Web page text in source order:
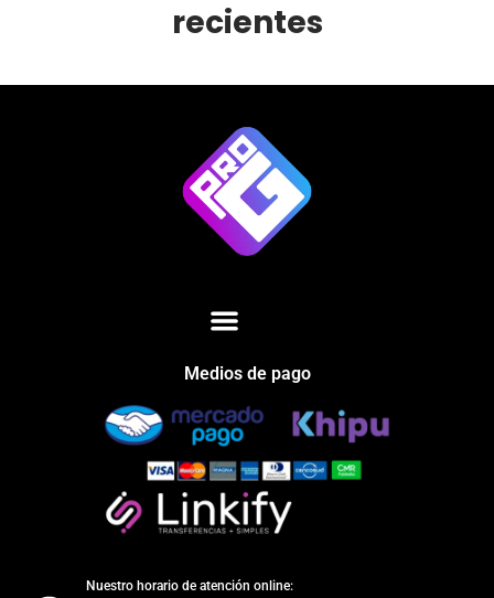
recientes
Medios de pago
Nuestro horario de atención online: